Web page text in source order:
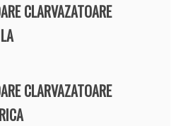
CLARVAZATOARE
CLARVAZATOARE